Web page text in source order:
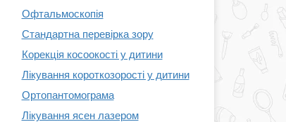
Офтальмоскопія
Стандартна перевірка зору
Корекція косоокості у дитини
Лікування короткозорості у дитини
Ортопантомограма
Лікування ясен лазером